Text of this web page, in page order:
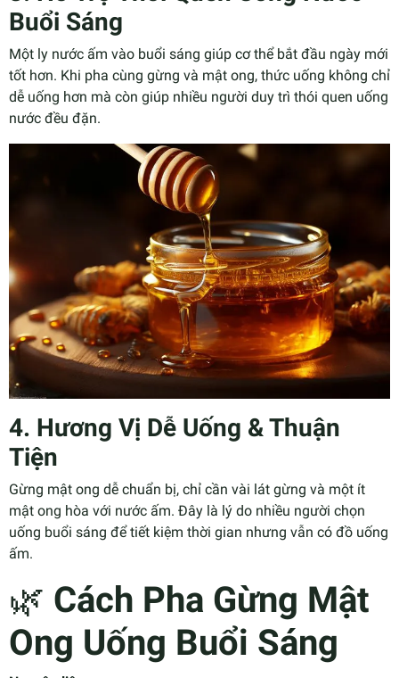
Buổi Sáng
Một ly nước ấm vào buổi sáng giúp cơ thể bắt đầu ngày mới
tốt hơn. Khi pha cùng gừng và mật ong, thức uống không chỉ
dễ uống hơn mà còn giúp nhiều người duy trì thói quen uống
nước đều đặn.
4. Hương Vị Dễ Uống & Thuận
Tiện
Gừng mật ong dễ chuẩn bị, chỉ cần vài lát gừng và một ít
mật ong hòa với nước ấm. Đây là lý do nhiều người chọn
uống buổi sáng để tiết kiệm thời gian nhưng vẫn có đồ uống
ấm.
🌿 Cách Pha Gừng Mật
Ong Uống Buổi Sáng